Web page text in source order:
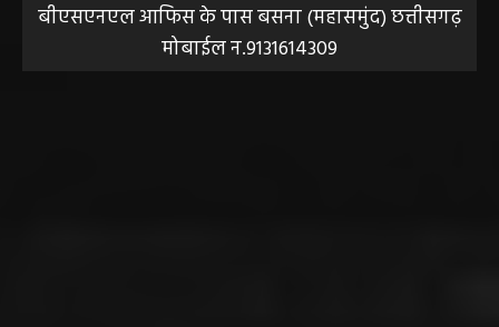
बीएसएनएल आफिस के पास बसना (महासमुंद) छत्तीसगढ़
मोबाईल न.9131614309